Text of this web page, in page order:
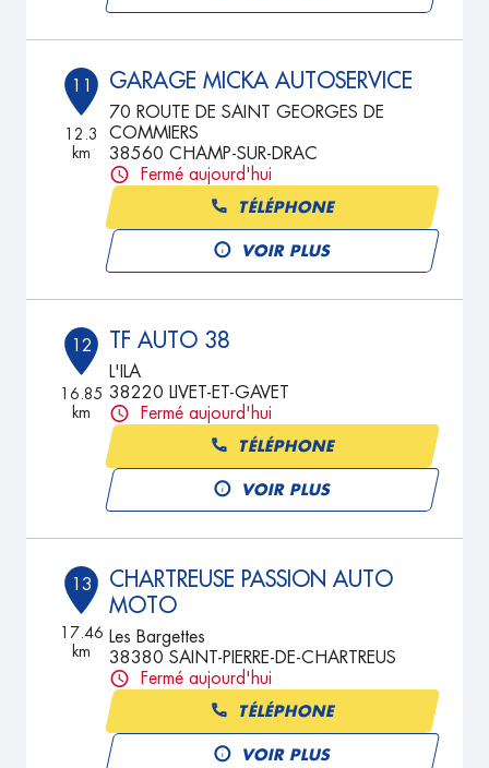
11
12.3
km
GARAGE MICKA AUTOSERVICE
70 ROUTE DE SAINT GEORGES DE
COMMIERS
38560 CHAMP-SUR-DRAC
Fermé aujourd'hui
TÉLÉPHONE
VOIR PLUS
12
16.85
km
TF AUTO 38
L'ILA
38220 LIVET-ET-GAVET
Fermé aujourd'hui
TÉLÉPHONE
VOIR PLUS
13
17.46
km
CHARTREUSE PASSION AUTO
MOTO
Les Bargettes
38380 SAINT-PIERRE-DE-CHARTREUS
Fermé aujourd'hui
TÉLÉPHONE
VOIR PLUS